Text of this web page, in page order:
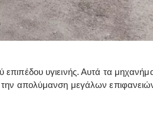
υγιεινής. Αυτά τα
την απολύμανση μεγάλων